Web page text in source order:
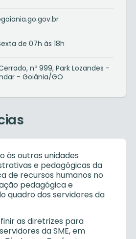
de 07h às 18h
nº 999, Park Lozandes -
- Goiânia/GO
às outras unidades
e pedagógicas da
de recursos humanos no
pedagógica e
quadro dos servidores da
as diretrizes para
da SME, em